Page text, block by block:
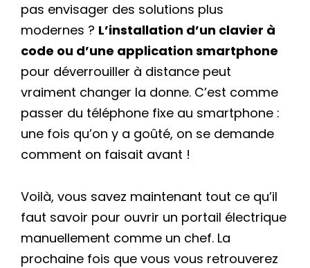
pas envisager des solutions plus
modernes ? L’installation d’un clavier à
code ou d’une application smartphone
pour déverrouiller à distance peut
vraiment changer la donne. C’est comme
passer du téléphone fixe au smartphone :
une fois qu’on y a goûté, on se demande
comment on faisait avant !
Voilà, vous savez maintenant tout ce qu’il
faut savoir pour ouvrir un portail électrique
manuellement comme un chef. La
prochaine fois que vous vous retrouverez